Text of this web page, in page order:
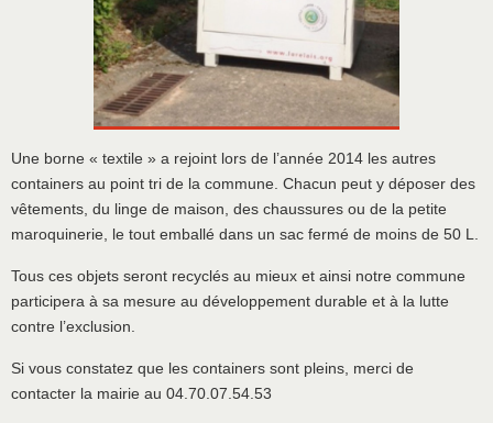
Une borne « textile » a rejoint lors de l’année 2014 les autres
containers au point tri de la commune. Chacun peut y déposer des
vêtements, du linge de maison, des chaussures ou de la petite
maroquinerie, le tout emballé dans un sac fermé de moins de 50 L.
Tous ces objets seront recyclés au mieux et ainsi notre commune
participera à sa mesure au développement durable et à la lutte
contre l’exclusion.
Si vous constatez que les containers sont pleins, merci de
contacter la mairie au 04.70.07.54.53